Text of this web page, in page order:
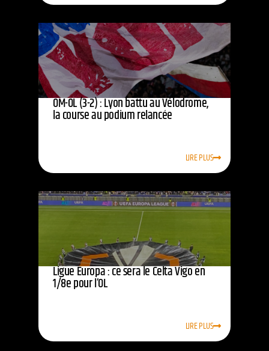
OM-OL (3-2) : Lyon battu au Vélodrome,
la course au podium relancée
LIRE PLUS
Ligue Europa : ce sera le Celta Vigo en
1/8e pour l’OL
LIRE PLUS